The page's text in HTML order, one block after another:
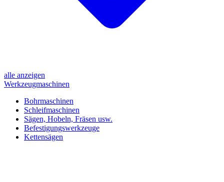
alle anzeigen
Werkzeugmaschinen
Bohrmaschinen
Schleifmaschinen
Sägen, Hobeln, Fräsen usw.
Befestigungswerkzeuge
Kettensägen